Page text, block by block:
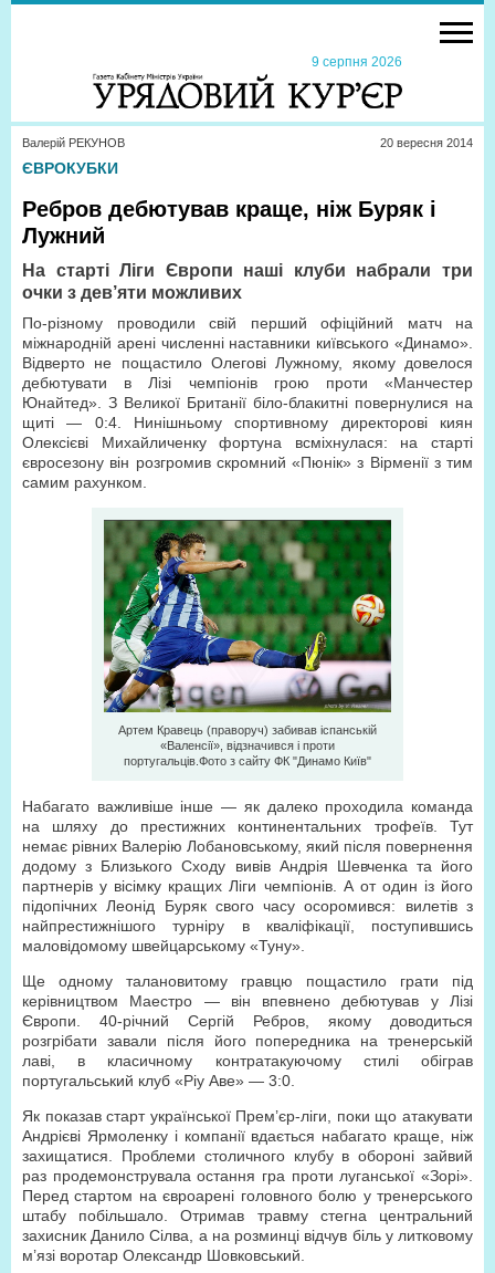
9 серпня 2026
Валерій РЕКУНОВ 20 вересня 2014
ЄВРОКУБКИ
Ребров дебютував краще, ніж Буряк і
Лужний
На старті Ліги Європи наші клуби набрали три
очки з дев’яти можливих
По-різному проводили свій перший офіційний матч на
міжнародній арені численні наставники київського «Динамо».
Відверто не пощастило Олегові Лужному, якому довелося
дебютувати в Лізі чемпіонів грою проти «Манчестер
Юнайтед». З Великої Британії біло-блакитні повернулися на
щиті — 0:4. Нинішньому спортивному директорові киян
Олексієві Михайличенку фортуна всміхнулася: на старті
євросезону він розгромив скромний «Пюнік» з Вірменії з тим
самим рахунком.
Артем Кравець (праворуч) забивав іспанській
«Валенсії», відзначився і проти
португальців.Фото з сайту ФК "Динамо Київ"
Набагато важливіше інше — як далеко проходила команда
на шляху до престижних континентальних трофеїв. Тут
немає рівних Валерію Лобановському, який після повернення
додому з Близького Сходу вивів Андрія Шевченка та його
партнерів у вісімку кращих Ліги чемпіонів. А от один із його
підопічних Леонід Буряк свого часу осоромився: вилетів з
найпрестижнішого турніру в кваліфікації, поступившись
маловідомому швейцарському «Туну».
Ще одному талановитому гравцю пощастило грати під
керівництвом Маестро — він впевнено дебютував у Лізі
Європи. 40-річний Сергій Ребров, якому доводиться
розгрібати завали після його попередника на тренерській
лаві, в класичному контратакуючому стилі обіграв
португальський клуб «Ріу Аве» — 3:0.
Як показав старт української Прем’єр-ліги, поки що атакувати
Андрієві Ярмоленку і компанії вдається набагато краще, ніж
захищатися. Проблеми столичного клубу в обороні зайвий
раз продемонструвала остання гра проти луганської «Зорі».
Перед стартом на євроарені головного болю у тренерського
штабу побільшало. Отримав травму стегна центральний
захисник Данило Сілва, а на розминці відчув біль у литковому
м’язі воротар Олександр Шовковський.